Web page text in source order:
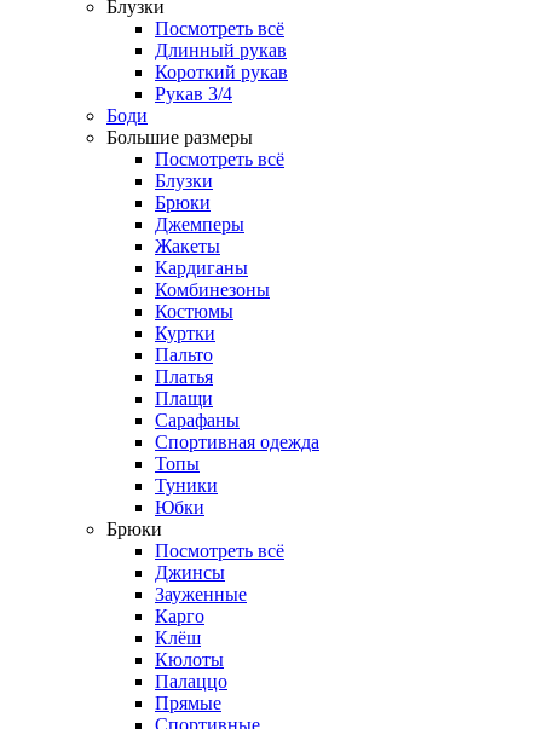
Блузки
Посмотреть всё
Длинный рукав
Короткий рукав
Рукав 3/4
Боди
Большие размеры
Посмотреть всё
Блузки
Брюки
Джемперы
Жакеты
Кардиганы
Комбинезоны
Костюмы
Куртки
Пальто
Платья
Плащи
Сарафаны
Спортивная одежда
Топы
Туники
Юбки
Брюки
Посмотреть всё
Джинсы
Зауженные
Карго
Клёш
Кюлоты
Палаццо
Прямые
Спортивные